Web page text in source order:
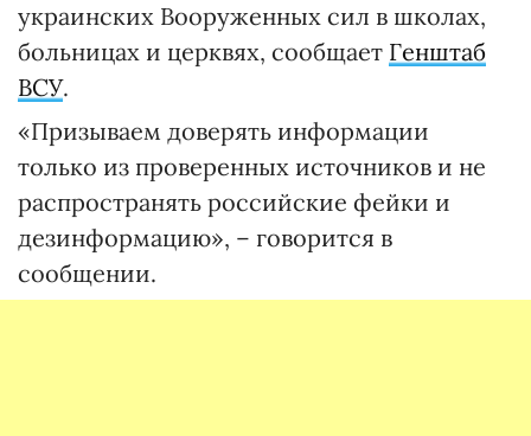
украинских Вооруженных сил в школах,
больницах и церквях, сообщает Генштаб
ВСУ.
«Призываем доверять информации
только из проверенных источников и не
распространять российские фейки и
дезинформацию», – говорится в
сообщении.